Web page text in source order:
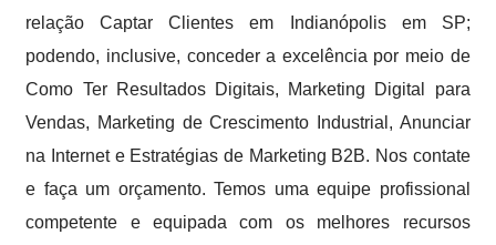
relação Captar Clientes em Indianópolis em SP;
podendo, inclusive, conceder a excelência por meio de
Como Ter Resultados Digitais, Marketing Digital para
Vendas, Marketing de Crescimento Industrial, Anunciar
na Internet e Estratégias de Marketing B2B. Nos contate
e faça um orçamento. Temos uma equipe profissional
competente e equipada com os melhores recursos